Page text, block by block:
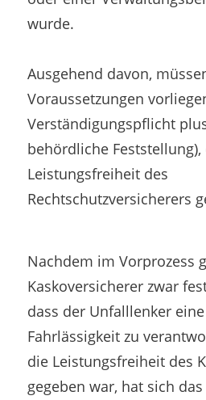
wurde.
Ausgehend davon,
Voraussetzungen
Verständigungspflicht
behördliche
Leistungsfreiheit des
Rechtschutzversicherers
Nachdem im Vorprozess
Kaskoversicherer zwar
dass der Unfalllenker
Fahrlässigkeit zu
die Leistungsfreiheit des
gegeben war, hat sich